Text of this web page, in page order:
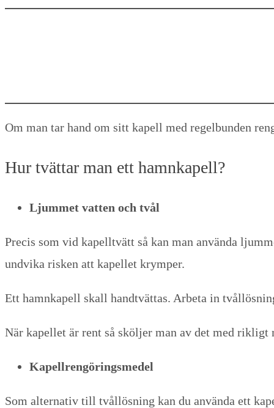
Om man tar hand om sitt kapell med regelbunden
Hur tvättar man ett hamnkapell?
Ljummet vatten och tvål
Precis som vid kapelltvätt så kan man använda
undvika risken att kapellet krymper.
Ett hamnkapell skall handtvättas. Arbeta in
När kapellet är rent så sköljer man av det med
Kapellrengöringsmedel
Som alternativ till tvållösning kan du använda ett